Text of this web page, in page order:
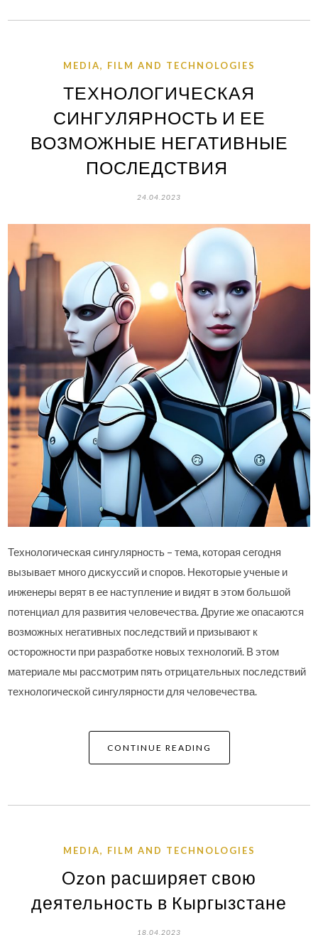
MEDIA, FILM AND TECHNOLOGIES
ТЕХНОЛОГИЧЕСКАЯ
СИНГУЛЯРНОСТЬ И ЕЕ
ВОЗМОЖНЫЕ НЕГАТИВНЫЕ
ПОСЛЕДСТВИЯ
24.04.2023
Технологическая сингулярность – тема, которая сегодня
вызывает много дискуссий и споров. Некоторые ученые и
инженеры верят в ее наступление и видят в этом большой
потенциал для развития человечества. Другие же опасаются
возможных негативных последствий и призывают к
осторожности при разработке новых технологий. В этом
материале мы рассмотрим пять отрицательных последствий
технологической сингулярности для человечества.
CONTINUE READING
MEDIA, FILM AND TECHNOLOGIES
Ozon расширяет свою
деятельность в Кыргызстане
18.04.2023